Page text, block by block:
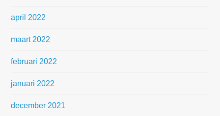
april 2022
maart 2022
februari 2022
januari 2022
december 2021